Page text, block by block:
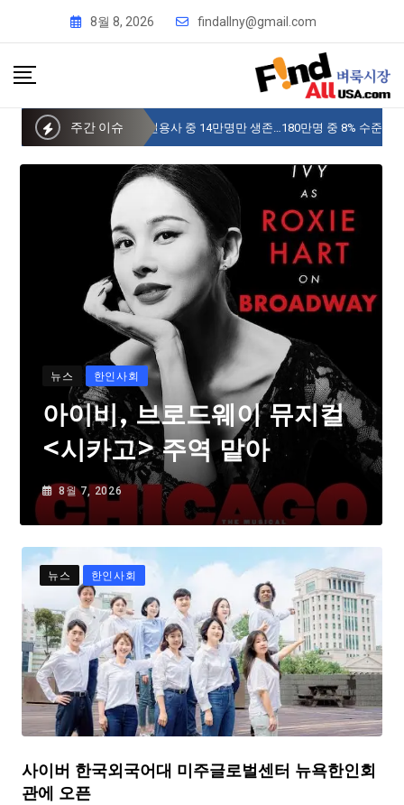
8월 8, 2026 findallny@gmail.com
주간 이슈 사이버 한국외국어대 미주글로벌센터 뉴욕
뉴스 한인사회
아이비, 브로드웨이 뮤지컬
<시카고> 주역 맡아
8월 7, 2026
뉴스 한인사회
사이버 한국외국어대 미주글로벌센터 뉴욕한인회
관에 오픈